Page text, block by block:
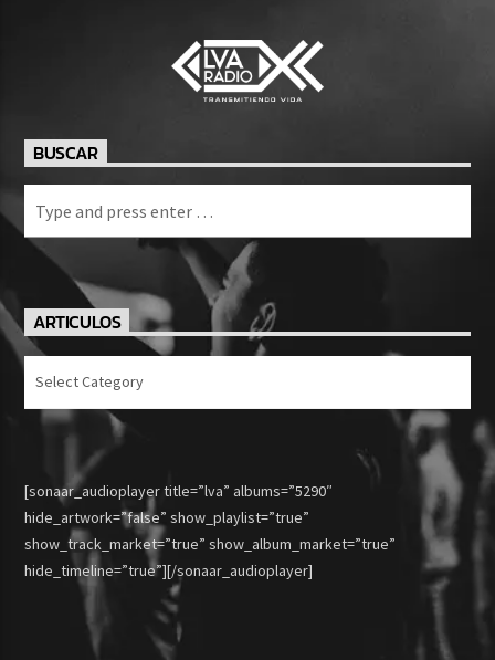
BUSCAR
ARTICULOS
Articulos
[sonaar_audioplayer title=”lva” albums=”5290″
hide_artwork=”false” show_playlist=”true”
show_track_market=”true” show_album_market=”true”
hide_timeline=”true”][/sonaar_audioplayer]